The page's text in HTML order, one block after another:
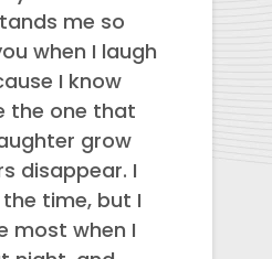
me so
when I laugh
I know
the one that
grow
disappear. I
time, but I
most when I